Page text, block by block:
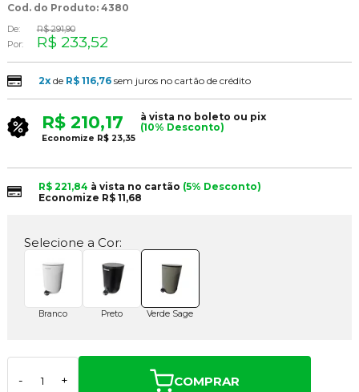
Cod. do Produto: 4380
De:
R$ 291,90
Por:
R$ 233,52
2xde R$ 116,76 sem juros no cartão de crédito
R$ 210,17
à vista no boleto ou pix
(10% Desconto)
Economize R$ 23,35
R$ 221,84 à vista no cartão (5% Desconto)
Economize R$ 11,68
Selecione a Cor:
Branco Preto Verde Sage
- + COMPRAR